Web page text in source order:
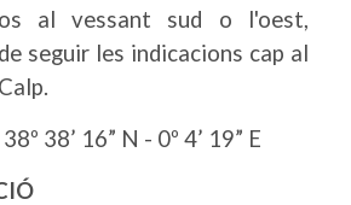
al vessant sud o l'oest,
seguir les indicacions cap al
38’ 16” N - 0º 4’ 19” E